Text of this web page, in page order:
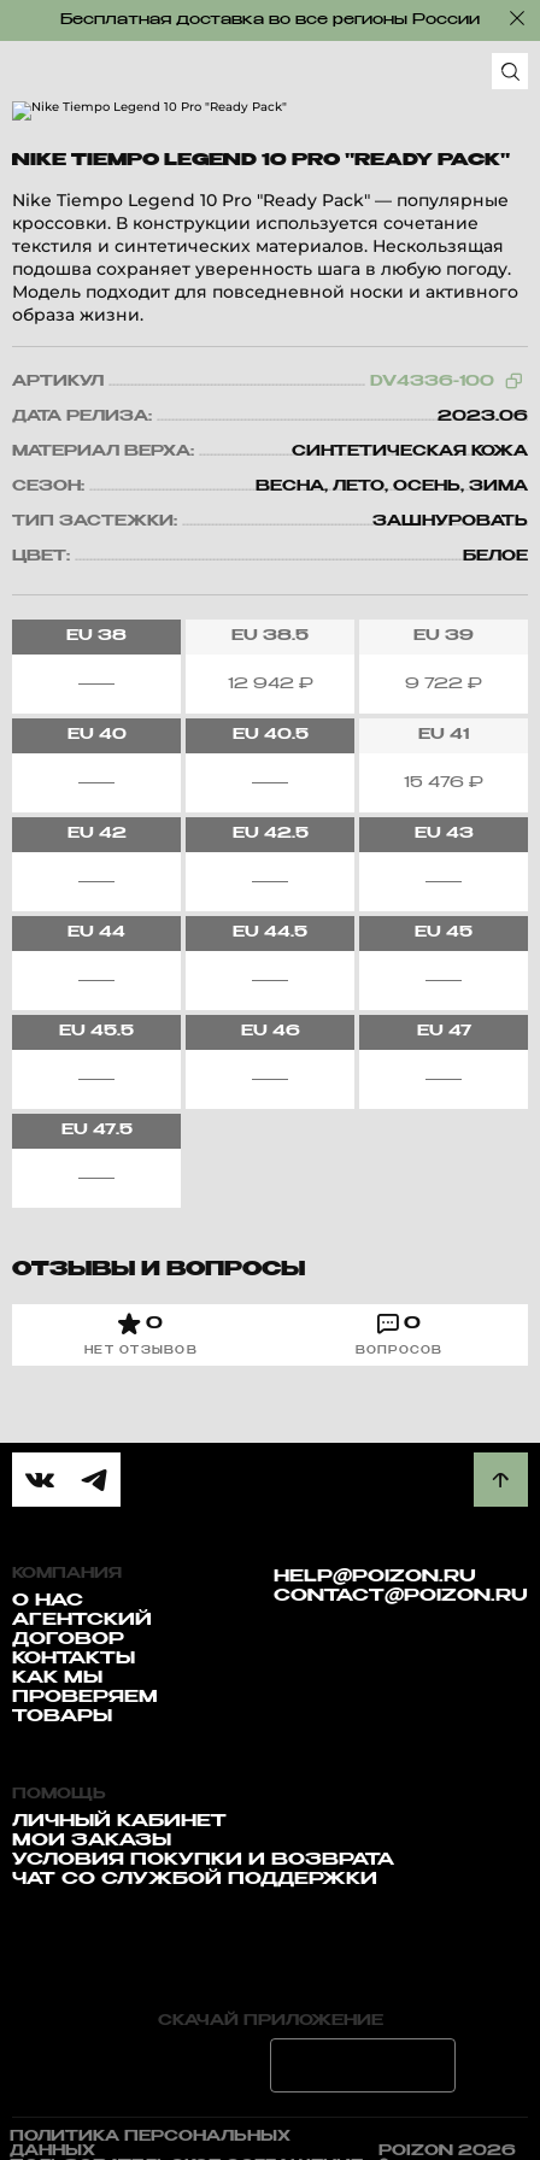
Бесплатная доставка во все регионы России
NIKE TIEMPO LEGEND 10 PRO "READY PACK"
Nike Tiempo Legend 10 Pro "Ready Pack" — популярные
кроссовки. В конструкции используется сочетание
текстиля и синтетических материалов. Нескользящая
подошва сохраняет уверенность шага в любую погоду.
Модель подходит для повседневной носки и активного
образа жизни.
АРТИКУЛ DV4336-100
ДАТА РЕЛИЗА: 2023.06
МАТЕРИАЛ ВЕРХА: СИНТЕТИЧЕСКАЯ КОЖА
СЕЗОН: ВЕСНА, ЛЕТО, ОСЕНЬ, ЗИМА
ТИП ЗАСТЕЖКИ: ЗАШНУРОВАТЬ
ЦВЕТ: БЕЛОЕ
EU 38 EU 38.5
12 942 ₽
EU 39
9 722 ₽
EU40 EU40.5 EU 41
15 476 ₽
EU42 EU42.5 EU43
EU 44 EU 44.5 EU 45
EU 45.5 EU46 EU47
EU47.5
ОТЗЫВЫ И ВОПРОСЫ
0
НЕТ ОТЗЫВОВ
0
ВОПРОСОВ
КОМПАНИЯ
О НАС
АГЕНТСКИЙ
ДОГОВОР
КОНТАКТЫ
КАК МЫ
ПРОВЕРЯЕМ
ТОВАРЫ
HELP@POIZON.RU
CONTACT@POIZON.RU
ПОМОЩЬ
ЛИЧНЫЙ КАБИНЕТ
МОИ ЗАКАЗЫ
УСЛОВИЯ ПОКУПКИ И ВОЗВРАТА
ЧАТ СО СЛУЖБОЙ ПОДДЕРЖКИ
СКАЧАЙ ПРИЛОЖЕНИЕ
ПОЛИТИКА ПЕРСОНАЛЬНЫХ
ДАННЫХ
POIZON 2026